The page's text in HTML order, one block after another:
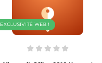
EXCLUSIVITÉ WEB !